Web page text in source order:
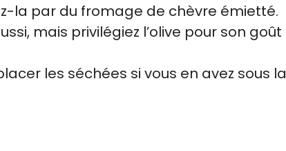
la par du fromage de chèvre émietté.
mais privilégiez l’olive pour son goût
les séchées si vous en avez sous la